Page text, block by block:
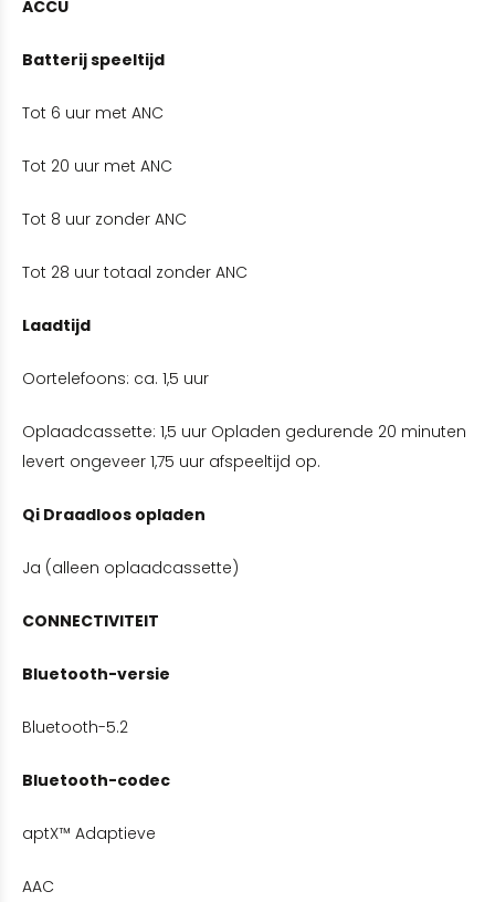
ACCU
Batterij speeltijd
Tot 6 uur met ANC
Tot 20 uur met ANC
Tot 8 uur zonder ANC
Tot 28 uur totaal zonder ANC
Laadtijd
Oortelefoons: ca. 1,5 uur
Oplaadcassette: 1,5 uur Opladen gedurende 20 minuten
levert ongeveer 1,75 uur afspeeltijd op.
Qi Draadloos opladen
Ja (alleen oplaadcassette)
CONNECTIVITEIT
Bluetooth-versie
Bluetooth-5.2
Bluetooth-codec
aptX™ Adaptieve
AAC